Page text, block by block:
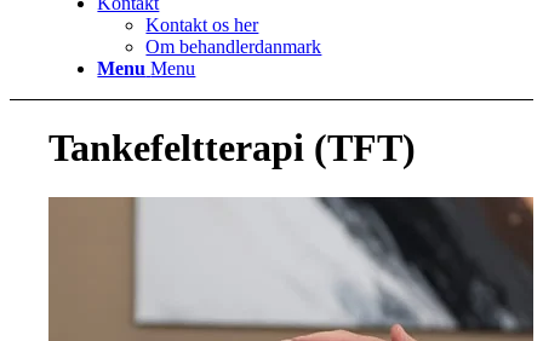
Kontakt os her
Om behandlerdanmark
Menu Menu
Tankefeltterapi (TFT)